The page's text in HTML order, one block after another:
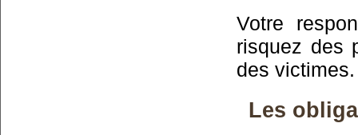
Votre
risquez des
des victimes.
Les